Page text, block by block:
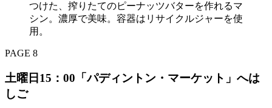
つけた、搾りたてのピーナッツバターを作れるマ
シン。濃厚で美味。容器はリサイクルジャーを使
用。
PAGE 8
土曜日15：00「パディントン・マーケット」へは
しご